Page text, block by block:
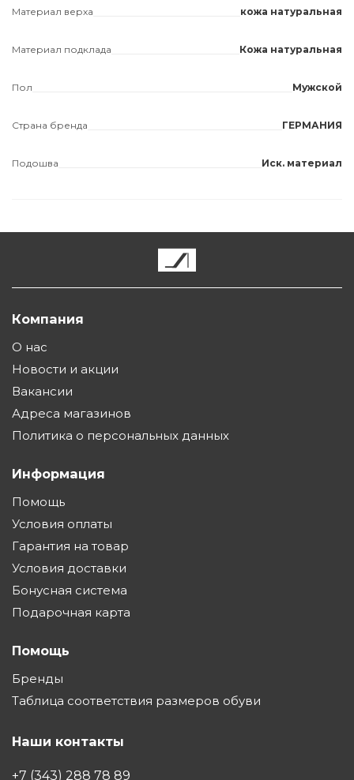
Материал верха кожа натуральная
Материал подклада Кожа натуральная
Пол Мужской
Страна бренда ГЕРМАНИЯ
Подошва Иск. материал
Компания
О нас
Новости и акции
Вакансии
Адреса магазинов
Политика о персональных данных
Информация
Помощь
Условия оплаты
Гарантия на товар
Условия доставки
Бонусная система
Подарочная карта
Помощь
Бренды
Таблица соответствия размеров обуви
Наши контакты
+7 (343) 288 78 89